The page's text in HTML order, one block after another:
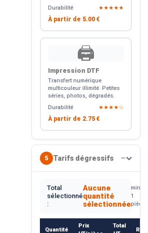
Durabilité
★★★★★
À partir de 5.00 €
🖨️
Impression DTF
Transfert numérique
multicouleur illimité. Petites
séries, photos, dégradés.
Durabilité
★★★★☆
À partir de 2.75 €
5 Tarifs dégressifs —
Total
sélectionné
:
Aucune
quantité
sélectionnée
min.
1
pièce
Quantité
Prix
Total